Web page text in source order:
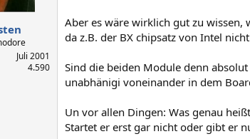
Juli 2001
4.590
Aber es wäre wirklich gut zu wissen,
da z.B. der BX chipsatz von Intel
Sind die beiden Module denn
unabhänigi voneinander in dem
Un vor allen Dingen: Was genau
Startet er erst gar nicht oder gibt er